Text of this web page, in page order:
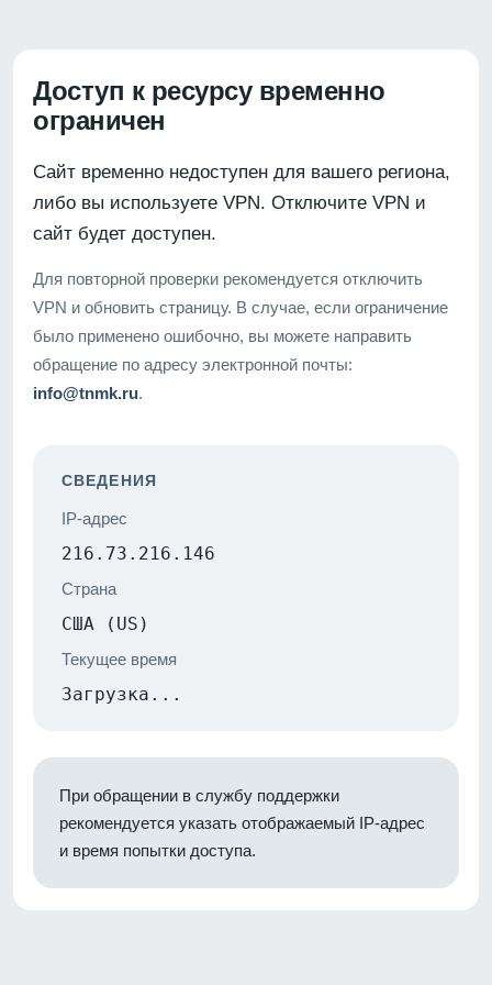
Доступ к ресурсу временно
ограничен
Сайт временно недоступен для вашего региона,
либо вы используете VPN. Отключите VPN и
сайт будет доступен.
Для повторной проверки рекомендуется отключить
VPN и обновить страницу. В случае, если ограничение
было применено ошибочно, вы можете направить
обращение по адресу электронной почты:
info@tnmk.ru.
СВЕДЕНИЯ
IP-адрес
216.73.216.146
Страна
США (US)
Текущее время
Загрузка...
При обращении в службу поддержки
рекомендуется указать отображаемый IP-адрес
и время попытки доступа.